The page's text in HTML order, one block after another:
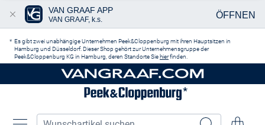
Es gibt zwei unabhängige Unternehmen Peek&Cloppenburg mit ihren Hauptsitzen in
Hamburg und Düsseldorf. Dieser Shop gehört zur Unternehmensgruppe der
Peek&Cloppenburg KG in Hamburg, deren Standorte Sie hierfinden.
VAN GRAAF APP
VAN GRAAF, k.s. ÖFFNEN